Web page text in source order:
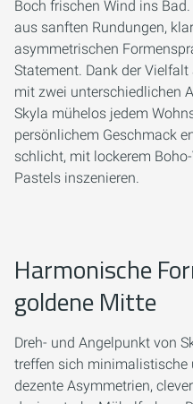
Boch frischen Wind ins
aus sanften Rundungen,
asymmetrischen
Statement. Dank der
mit zwei unterschiedlichen
Skyla mühelos jedem
persönlichem Geschmack
schlicht, mit lockerem
Pastels inszenieren.
Harmonische
goldene Mitte
Dreh- und Angelpunkt von
treffen sich minimalistische
dezente Asymmetrien,